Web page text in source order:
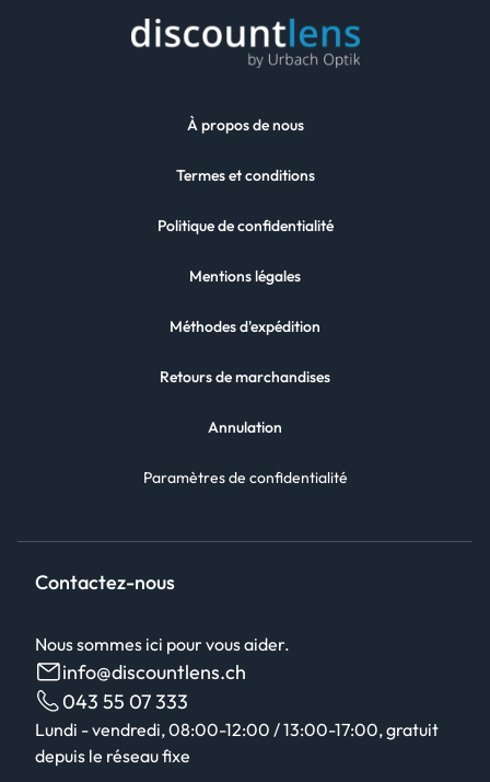
À propos de nous
Termes et conditions
Politique de confidentialité
Mentions légales
Méthodes d'expédition
Retours de marchandises
Annulation
Paramètres de confidentialité
Contactez-nous
Nous sommes ici pour vous aider.
info@discountlens.ch
043 55 07 333
Lundi - vendredi, 08:00-12:00 / 13:00-17:00, gratuit
depuis le réseau fixe